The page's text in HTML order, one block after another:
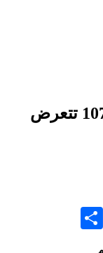
حافلة للنقل الحضري رقم 107 تتعرض
Email